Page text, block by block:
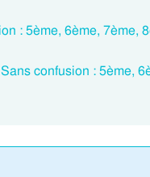
: 5ème, 6ème, 7ème,
confusion : 5ème,